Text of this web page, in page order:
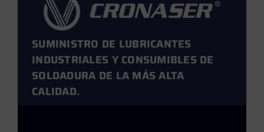
SUMINISTRO DE LUBRICANTES
INDUSTRIALES Y CONSUMIBLES DE
SOLDADURA DE LA MÁS ALTA
CALIDAD.